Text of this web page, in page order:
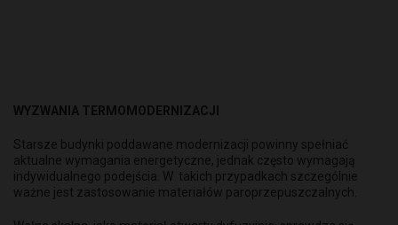
WYZWANIA TERMOMODERNIZACJI
Starsze budynki poddawane modernizacji powinny spełniać
aktualne wymagania energetyczne, jednak często wymagają
indywidualnego podejścia. W takich przypadkach szczególnie
ważne jest zastosowanie materiałów paroprzepuszczalnych.